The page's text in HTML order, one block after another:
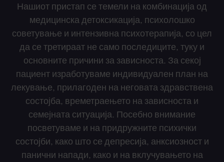
Нашиот пристап се темели на комбинација од
медицинска детоксикација, психолошко
советување и интензивна психотерапија, со цел
да се третираат не само последиците, туку и
основните причини за зависноста. За секој
пациент изработуваме индивидуален план на
лекување, прилагоден на неговата здравствена
состојба, времетраењето на зависноста и
семејната ситуација. Посебно внимание
посветуваме и на придружните психички
состојби, како што се депресија, анксиозност и
панични напади, како и на вклучувањето на